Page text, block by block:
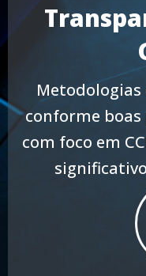
conforme
com foco em